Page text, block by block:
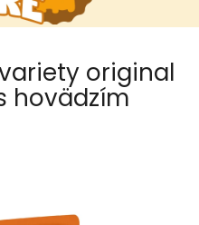
original
hovädzím